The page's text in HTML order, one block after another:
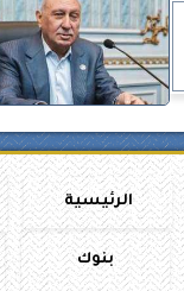
الرئيسية
بنوك